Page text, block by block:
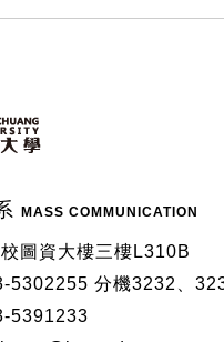
MASS COMMUNICATION
圖資大樓三樓L310B
5302255 分機3232、
5391233